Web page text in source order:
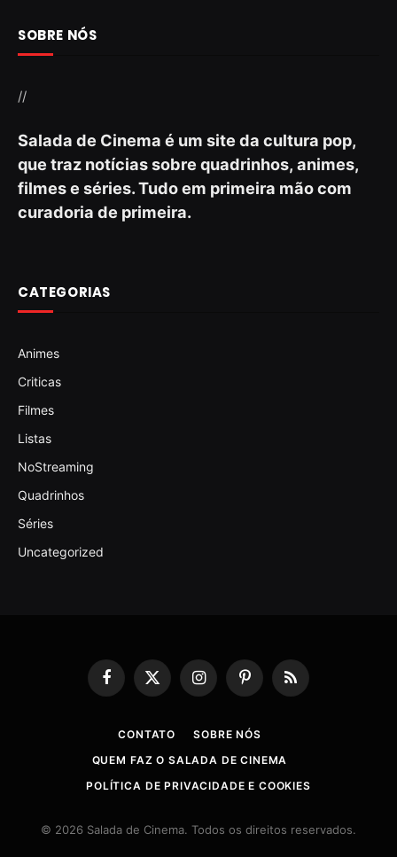
SOBRE NÓS
//
Salada de Cinema é um site da cultura pop,
que traz notícias sobre quadrinhos, animes,
filmes e séries. Tudo em primeira mão com
curadoria de primeira.
CATEGORIAS
Animes
Criticas
Filmes
Listas
NoStreaming
Quadrinhos
Séries
Uncategorized
Facebook
X
InstagramPinterestRSS
CONTATO
SOBRE NÓS
QUEM FAZ O SALADA DE CINEMA
POLÍTICA DE PRIVACIDADE E COOKIES
© 2026 Salada de Cinema. Todos os direitos reservados.